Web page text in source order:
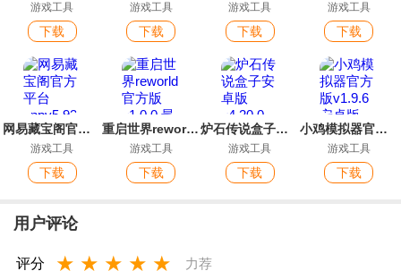
游戏工具
下载
游戏工具
下载
游戏工具
下载
游戏工具
下载
网易藏宝阁官方平台app
游戏工具
下载
重启世界reworld官方版
游戏工具
下载
炉石传说盒子安卓版
游戏工具
下载
小鸡模拟器官方版
游戏工具
下载
用户评论
评分 ★ ★ ★ ★ ★ 力荐